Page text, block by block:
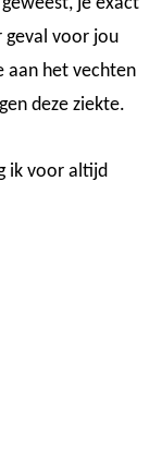
je exact
geval voor jou
aan het vechten
deze ziekte.
ik voor altijd